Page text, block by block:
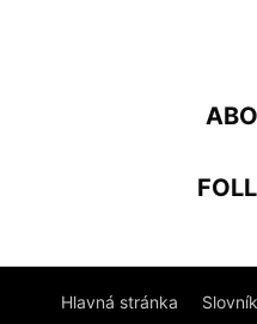
Hlavná stránka